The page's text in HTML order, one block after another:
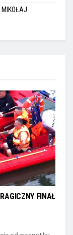
MIKOŁAJ
FINAŁ